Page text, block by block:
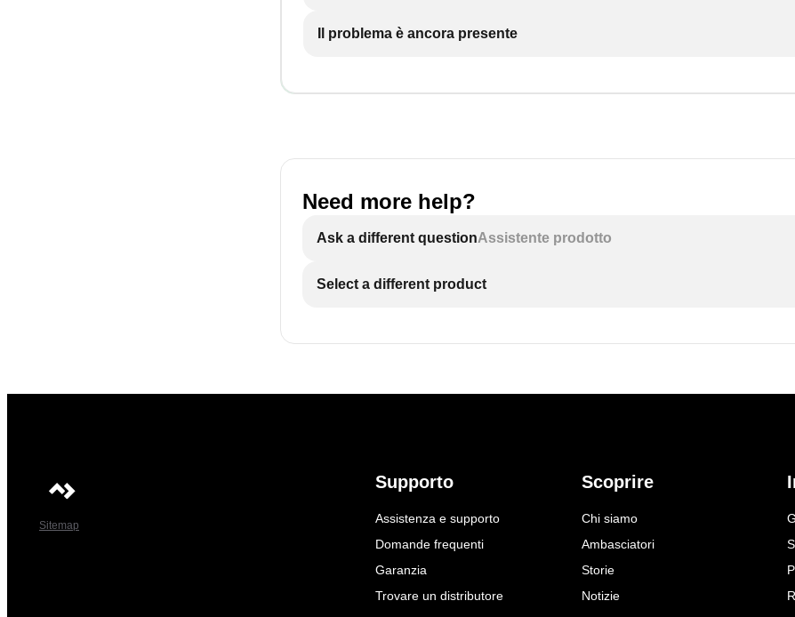
Il problema è ancora presente
Need more help?
Ask a different questionAssistente prodotto
Select a different product
Sitemap
Supporto
Assistenza e supporto
Domande frequenti
Garanzia
Trovare un distributore
Scoprire
Chi siamo
Ambasciatori
Storie
Notizie